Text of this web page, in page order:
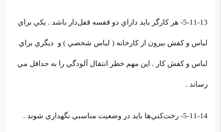
5-11-13- هر كارگر بايد داراي دو قفسه قفل‌دار باشد . يكي براي
لباس و كفش بيرون از كارخانه ( لباس شخصي ) و ديگري براي
لباس و كفش كار . اين مهم خطر انتقال آلودگي را به حداقل مي
رساند .
5-11-14- رخت‌كني‌ها بايد در وضعيت مناسبي نگهداري شوند .